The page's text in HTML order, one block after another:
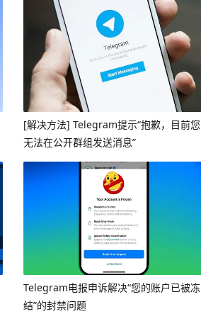
[解决方法] Telegram提示“抱歉，目前您
无法在公开群组发送消息”
Telegram电报申诉解决“您的账户已被冻
结”的封禁问题